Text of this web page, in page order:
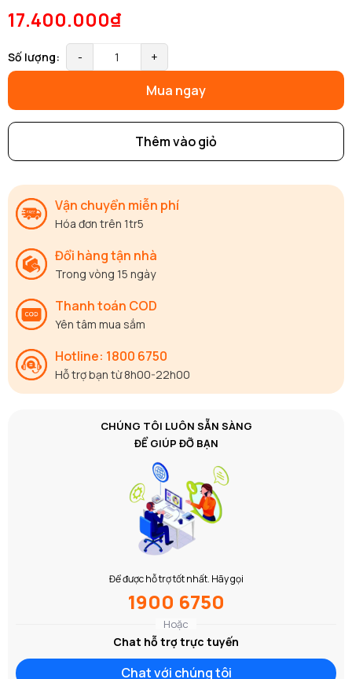
17.400.000₫
Số lượng: - +
Mua ngay
Thêm vào giỏ
Vận chuyển miễn phí
Hóa đơn trên 1tr5
Đổi hàng tận nhà
Trong vòng 15 ngày
Thanh toán COD
Yên tâm mua sắm
Hotline: 1800 6750
Hỗ trợ bạn từ 8h00-22h00
CHÚNG TÔI LUÔN SẴN SÀNG
ĐỂ GIÚP ĐỠ BẠN
Để được hỗ trợ tốt nhất. Hãy gọi
1900 6750
Hoặc
Chat hỗ trợ trực tuyến
Chat với chúng tôi